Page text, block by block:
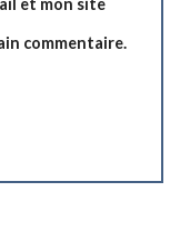
et mon site
commentaire.